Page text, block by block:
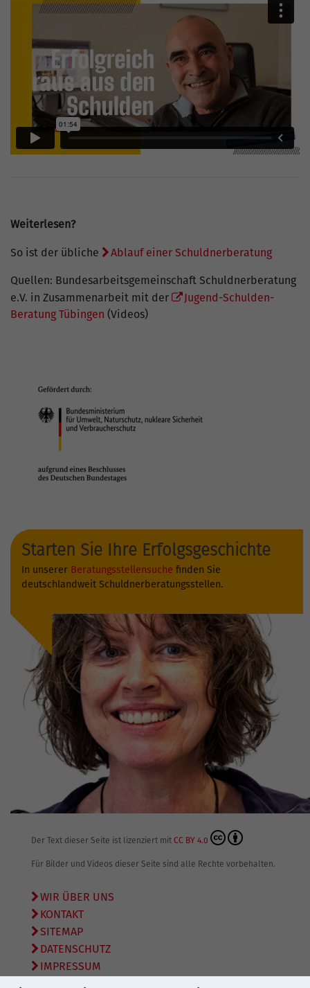
Weiterlesen?
So ist der übliche Ablauf einer Schuldnerberatung
Quellen: Bundesarbeitsgemeinschaft Schuldnerberatung
e.V. in Zusammenarbeit mit der
Jugend-Schulden-
Beratung Tübingen (Videos)
Starten Sie Ihre Erfolgsgeschichte
In unserer Beratungsstellensuche finden Sie
deutschlandweit Schuldnerberatungsstellen.
Der Text dieser Seite ist lizenziert mit CC BY 4.0
Für Bilder und Videos dieser Seite sind alle Rechte vorbehalten.
WIR ÜBER UNS
KONTAKT
SITEMAP
DATENSCHUTZ
IMPRESSUM